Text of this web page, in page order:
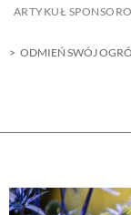
ARTYKUŁ
ODMIEŃ SWÓJ